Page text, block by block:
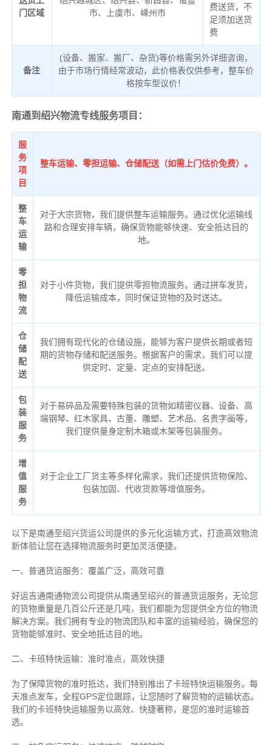
门区域
市、上虞市、嵊州市
费送货，不
足须加送货
费
备注
(设备、搬家、搬厂、杂货)等价格需另外详细咨询，
由于市场行情经常波动，此价格表仅供参考，整车价
格按车型议价！
南通到绍兴物流专线服务项目：
服
务
项
目
整车运输、零担运输、仓储配送（如需上门估价免费）。
整
车
运
输
对于大宗货物，我们提供整车运输服务。通过优化运输线
路和合理安排车辆，确保货物能够快速、安全抵达目的
地。
零
担
物
流
对于小件货物，我们提供零担物流服务。通过拼车发货，
降低运输成本，同时保证货物的及时送达。
仓
储
配
送
我们拥有现代化的仓储设施，能够为客户提供长期或者短
期的货物存储和配送服务。根据客户的需求，我们可以提
供定时、定量、定点的安排配送。
包
装
服
务
对于易碎品及需要特殊包装的货物如精密仪器、设备、高
端钢琴、红木家具、古董、雕塑、艺术品、名贵字画等，
我们提供量身定制木箱或木架等包装服务。
增
值
服
务
对于企业工厂货主等多样化需求，我们还提供货物保险、
包装加固、代收货款等增值服务。
以下是南通至绍兴货运公司提供的多元化运输方式，打造高效物流
新体验让您在选择物流服务时更加灵活便捷。
一、普通货运服务：覆盖广泛，高效可靠
好运吉通南通物流公司提供从南通至绍兴的普通货运服务，无论您
的货物重量是几百公斤还是几吨，我们都能为您提供全方位的物流
解决方案。我们拥有专业的物流团队和丰富的运输经验，确保您的
货物能够准时、安全地抵达目的地。
二、卡班特快运输：准时准点，高效快捷
为了保障货物的准时抵达，我们特别推出了卡班特快运输服务。每
天准点发车，全程GPS定位跟踪，让您随时了解货物的运输状态。
我们的卡班特快运输服务以高效、快捷著称，是您的准时运输首
选。